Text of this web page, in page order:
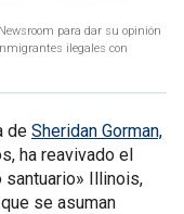
para dar su opinión
ilegales con
de Sheridan Gorman,
ha reavivado el
Illinois,
se asuman